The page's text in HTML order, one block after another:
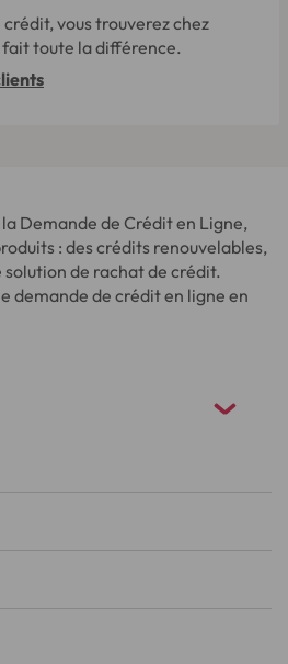
vous trouverez chez
fait toute la différence.
Demande de Crédit en Ligne,
: des crédits renouvelables,
de rachat de crédit.
demande de crédit en ligne en